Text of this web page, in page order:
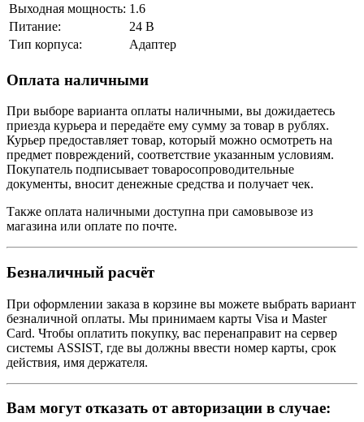
Выходная мощность: 1.6
Питание:
24 В
Тип корпуса:
Адаптер
Оплата наличными
При выборе варианта оплаты наличными, вы дожидаетесь
приезда курьера и передаёте ему сумму за товар в рублях.
Курьер предоставляет товар, который можно осмотреть на
предмет повреждений, соответствие указанным условиям.
Покупатель подписывает товаросопроводительные
документы, вносит денежные средства и получает чек.
Также оплата наличными доступна при самовывозе из
магазина или оплате по почте.
Безналичный расчёт
При оформлении заказа в корзине вы можете выбрать вариант
безналичной оплаты. Мы принимаем карты Visa и Master
Card. Чтобы оплатить покупку, вас перенаправит на сервер
системы ASSIST, где вы должны ввести номер карты, срок
действия, имя держателя.
Вам могут отказать от авторизации в случае: